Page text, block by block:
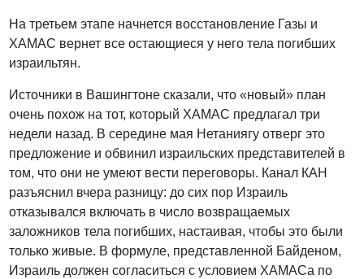
На третьем этапе начнется восстановление Газы и
ХАМАС вернет все остающиеся у него тела погибших
израильтян.
Источники в Вашингтоне сказали, что «новый» план
очень похож на тот, который ХАМАС предлагал три
недели назад. В середине мая Нетаниягу отверг это
предложение и обвинил израильских представителей в
том, что они не умеют вести переговоры. Канал КАН
разъяснил вчера разницу: до сих пор Израиль
отказывался включать в число возвращаемых
заложников тела погибших, настаивая, чтобы это были
только живые. В формуле, представленной Байденом,
Израиль должен согласиться с условием ХАМАСа по